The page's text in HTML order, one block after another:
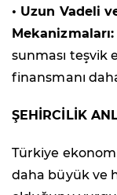
• Uzun Vadeli
Mekanizmaları:
sunması teşvik
finansmanı
ŞEHİRCİLİK
Türkiye
daha büyük ve